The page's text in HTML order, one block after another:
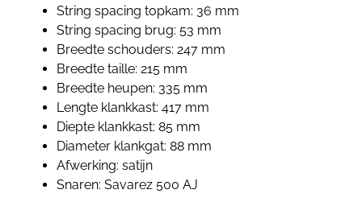
String spacing topkam: 36 mm
String spacing brug: 53 mm
Breedte schouders: 247 mm
Breedte taille: 215 mm
Breedte heupen: 335 mm
Lengte klankkast: 417 mm
Diepte klankkast: 85 mm
Diameter klankgat: 88 mm
Afwerking: satijn
Snaren: Savarez 500 AJ